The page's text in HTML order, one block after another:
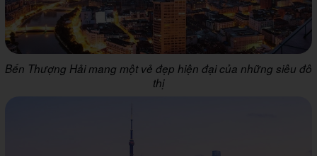
Bến Thượng Hải mang một vẻ đẹp hiện đại của những siêu đô
thị